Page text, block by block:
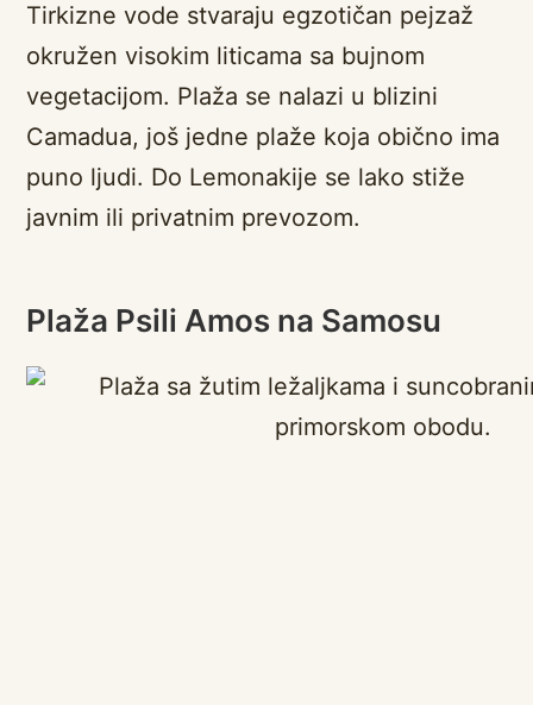
Tirkizne vode stvaraju egzotičan pejzaž
okružen visokim liticama sa bujnom
vegetacijom. Plaža se nalazi u blizini
Camadua, još jedne plaže koja obično ima
puno ljudi. Do Lemonakije se lako stiže
javnim ili privatnim prevozom.
Plaža Psili Amos na Samosu